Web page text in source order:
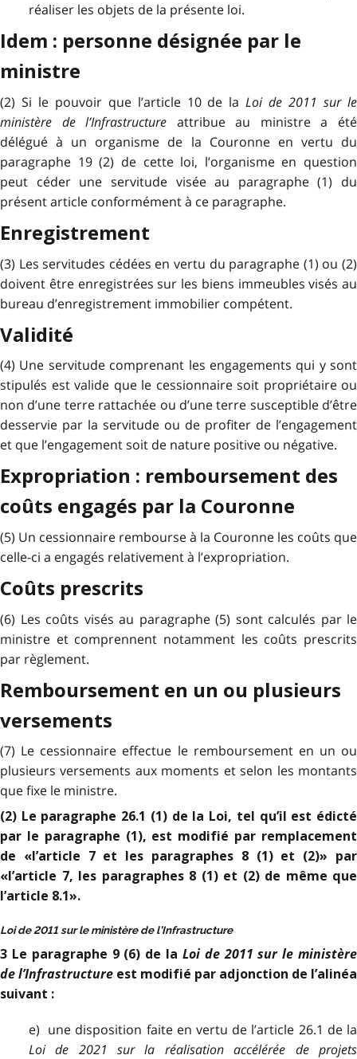
réaliser les objets de la présente loi.
Idem : personne désignée par le
ministre
(2) Si le pouvoir que l’article 10 de laLoi de 2011 sur le
ministère de l’Infrastructure attribue au ministre a été
délégué à un organisme de la Couronne en vertu du
paragraphe 19 (2) de cette loi, l’organisme en question
peut céder une servitude visée au paragraphe (1) du
présent article conformément à ce paragraphe.
Enregistrement
(3) Les servitudes cédées en vertu du paragraphe (1) ou (2)
doivent être enregistrées sur les biens immeubles visés au
bureau d’enregistrement immobilier compétent.
Validité
(4) Une servitude comprenant les engagements qui y sont
stipulés est valide que le cessionnaire soit propriétaire ou
non d’une terre rattachée ou d’une terre susceptible d’être
desservie par la servitude ou de profiter de l’engagement
et que l’engagement soit de nature positive ou négative.
Expropriation : remboursement des
coûts engagés par la Couronne
(5) Un cessionnaire rembourse à la Couronne les coûts que
celle-ci a engagés relativement à l’expropriation.
Coûts prescrits
(6) Les coûts visés au paragraphe (5) sont calculés par le
ministre et comprennent notamment les coûts prescrits
par règlement.
Remboursement en un ou plusieurs
versements
(7) Le cessionnaire effectue le remboursement en un ou
plusieurs versements aux moments et selon les montants
que fixe le ministre.
(2) Le paragraphe 26.1 (1) de la Loi, tel qu’il est édicté
par le paragraphe (1), est modifié par remplacement
de «l’article 7 et les paragraphes 8 (1) et (2)» par
«l’article 7, les paragraphes 8 (1) et (2) de même que
l’article 8.1».
Loi de 2011 sur le ministère de l’Infrastructure
3 Le paragraphe 9 (6) de la Loi de 2011 sur le ministère
de l’Infrastructure est modifié par adjonction de l’alinéa
suivant :
e) une disposition faite en vertu de l’article 26.1 de la
Loi de 2021 sur la réalisation accélérée de projets